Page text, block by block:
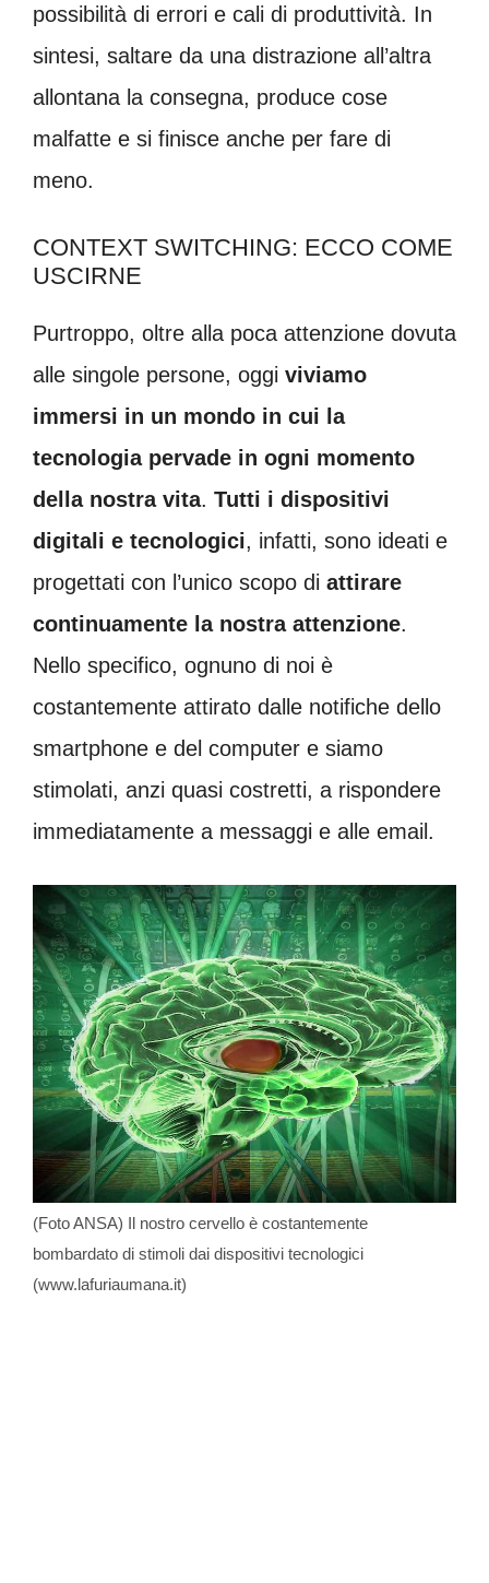
possibilità di errori e cali di produttività. In
sintesi, saltare da una distrazione all’altra
allontana la consegna, produce cose
malfatte e si finisce anche per fare di
meno.
CONTEXT SWITCHING: ECCO COME
USCIRNE
Purtroppo, oltre alla poca attenzione dovuta
alle singole persone, oggi viviamo
immersi in un mondo in cui la
tecnologia pervade in ogni momento
della nostra vita. Tutti i dispositivi
digitali e tecnologici, infatti, sono ideati e
progettati con l’unico scopo di attirare
continuamente la nostra attenzione.
Nello specifico, ognuno di noi è
costantemente attirato dalle notifiche dello
smartphone e del computer e siamo
stimolati, anzi quasi costretti, a rispondere
immediatamente a messaggi e alle email.
(Foto ANSA) Il nostro cervello è costantemente
bombardato di stimoli dai dispositivi tecnologici
(www.lafuriaumana.it)